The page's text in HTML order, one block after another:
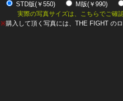
STD版(￥550)
M版(￥990)
実際の写真サイズは、こちらでご確
※購入して頂く写真には、THE FIGHT のロ